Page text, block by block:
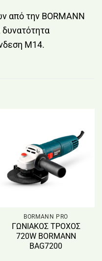
από την BORMANN
δυνατότητα
M14.
BORMANN PRO
ΓΩΝΙΑΚΟΣ ΤΡΟΧΟΣ
720W BORMANN
BAG7200